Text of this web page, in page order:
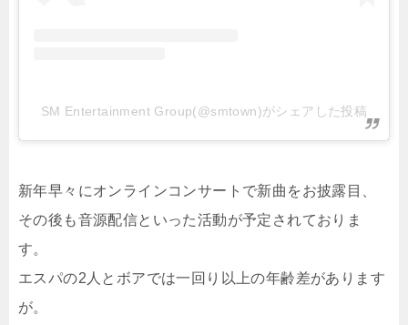
SM Entertainment Group(@smtown)がシェアした投稿
新年早々にオンラインコンサートで新曲をお披露目、
その後も音源配信といった活動が予定されておりま
す。
エスパの2人とボアでは一回り以上の年齢差があります
が。